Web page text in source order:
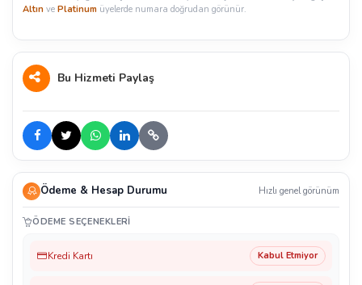
Altın ve Platinum üyelerde numara doğrudan görünür.
Bu Hizmeti Paylaş
Ödeme & Hesap Durumu Hızlı genel görünüm
ÖDEME SEÇENEKLERI
Kredi Kartı Kabul Etmiyor